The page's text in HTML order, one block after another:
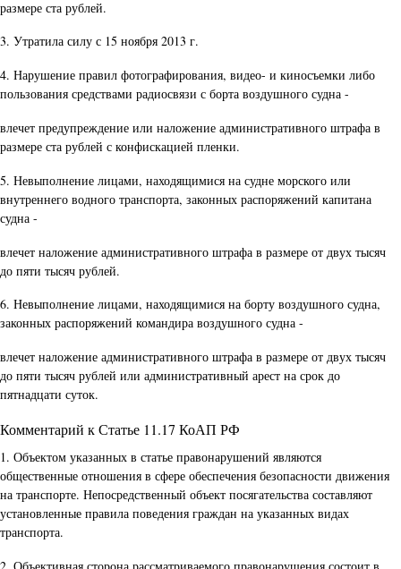
размере ста рублей.
3. Утратила силу с 15 ноября 2013 г.
4. Нарушение правил фотографирования, видео- и киносъемки либо
пользования средствами радиосвязи с борта воздушного судна -
влечет предупреждение или наложение административного штрафа в
размере ста рублей с конфискацией пленки.
5. Невыполнение лицами, находящимися на судне морского или
внутреннего водного транспорта, законных распоряжений капитана
судна -
влечет наложение административного штрафа в размере от двух тысяч
до пяти тысяч рублей.
6. Невыполнение лицами, находящимися на борту воздушного судна,
законных распоряжений командира воздушного судна -
влечет наложение административного штрафа в размере от двух тысяч
до пяти тысяч рублей или административный арест на срок до
пятнадцати суток.
Комментарий к Статье 11.17 КоАП РФ
1. Объектом указанных в статье правонарушений являются
общественные отношения в сфере обеспечения безопасности движения
на транспорте. Непосредственный объект посягательства составляют
установленные правила поведения граждан на указанных видах
транспорта.